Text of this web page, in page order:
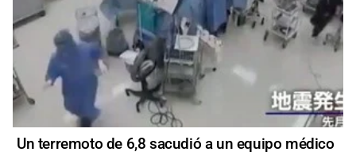
Un terremoto de 6,8 sacudió a un equipo médico